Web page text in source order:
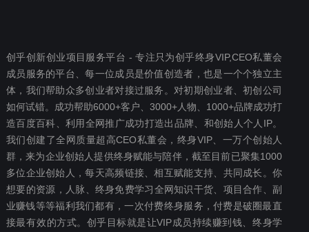
创乎创新创业项目服务平台 - 专注只为创乎终身VIP,CEO私董会
成员服务的平台、每一位成员是价值创造者，也是一个个独立主
体，我们帮助众多创业者对接过服务。对初期创业者、初创公司
如何试错。成功帮助6000+客户、3000+人物、1000+品牌成功打
造百度百科、利用全网推广成功打造出品牌、和创始人个人IP。
我们创建了全网质量超高CEO私董会，终身VIP、一万个创始人
群，来为企业创始人提供终身赋能与陪伴，截至目前已聚集1000
多位企业创始人，每天高频链接、相互赋能支持、共同成长。你
想要‬的资源，人脉、终身免费学习全网知识干货、项目合作、副
业赚钱等等福利我们都‬有，一次付费终‬身服务，付费是破圈最‬直
接最有效‬的方式。创乎目标就是让VIP成员持续赚到钱、终身学